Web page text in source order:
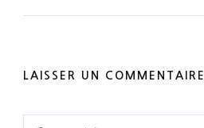
LAISSER UN COMMENTAIRE